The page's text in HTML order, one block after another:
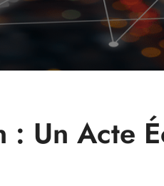
: Un Acte